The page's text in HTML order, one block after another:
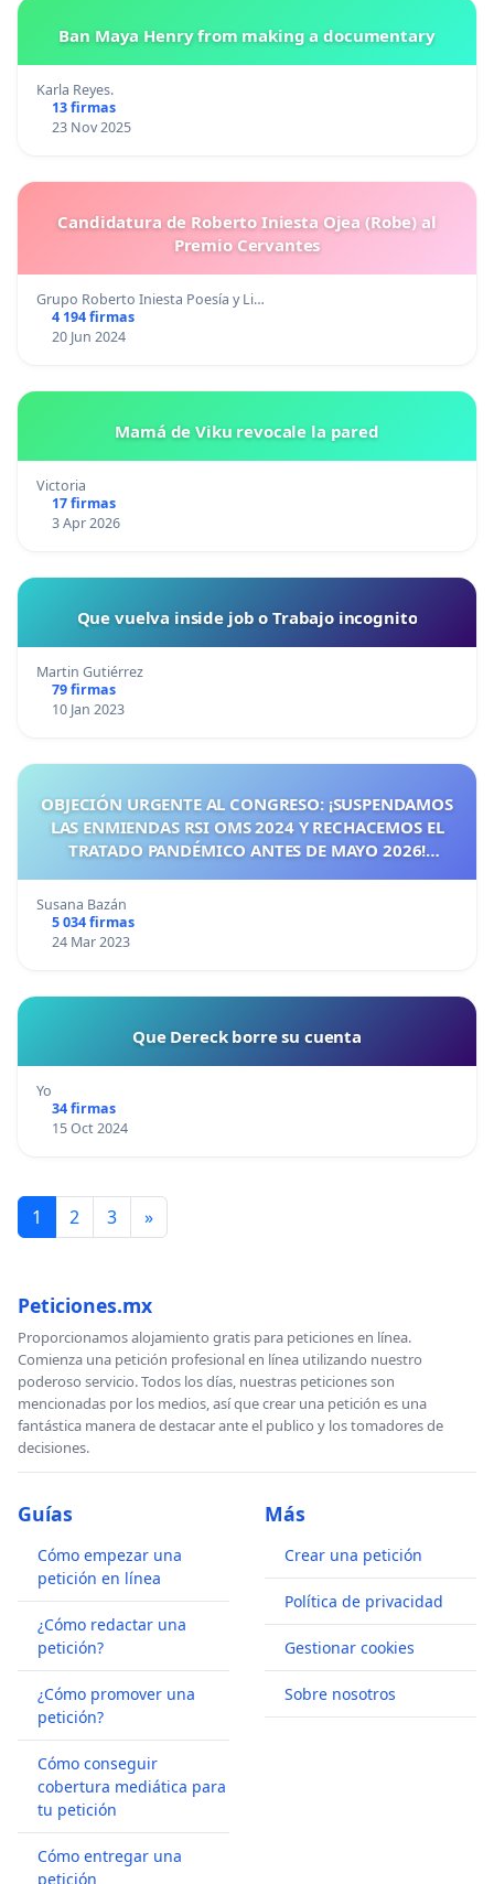
Ban Maya Henry from making a documentary
Karla Reyes.
13 firmas
23 Nov 2025
Candidatura de Roberto Iniesta Ojea (Robe) al
Premio Cervantes
Grupo Roberto Iniesta Poesía y Li…
4 194 firmas
20 Jun 2024
Mamá de Viku revocale la pared
Victoria
17 firmas
3 Apr 2026
Que vuelva inside job o Trabajo incognito
Martin Gutiérrez
79 firmas
10 Jan 2023
OBJECIÓN URGENTE AL CONGRESO: ¡SUSPENDAMOS
LAS ENMIENDAS RSI OMS 2024 Y RECHACEMOS EL
TRATADO PANDÉMICO ANTES DE MAYO 2026!
Susana Bazán
5 034 firmas
24 Mar 2023
Que Dereck borre su cuenta
Yo
34 firmas
15 Oct 2024
1 2 3 »
Peticiones.mx
Proporcionamos alojamiento gratis para peticiones en línea.
Comienza una petición profesional en línea utilizando nuestro
poderoso servicio. Todos los días, nuestras peticiones son
mencionadas por los medios, así que crear una petición es una
fantástica manera de destacar ante el publico y los tomadores de
decisiones.
Guías
Cómo empezar una
petición en línea
¿Cómo redactar una
petición?
¿Cómo promover una
petición?
Cómo conseguir
cobertura mediática para
tu petición
Cómo entregar una
petición
Más
Crear una petición
Política de privacidad
Gestionar cookies
Sobre nosotros